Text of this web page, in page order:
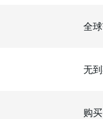
全
无
购